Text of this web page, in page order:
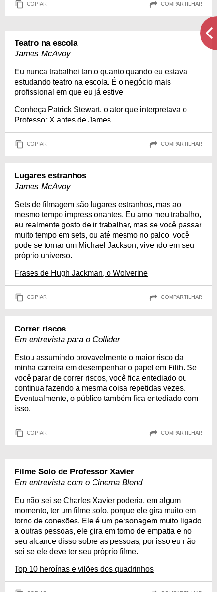
COPIAR COMPARTILHAR
Teatro na escola
James McAvoy
Eu nunca trabalhei tanto quanto quando eu estava
estudando teatro na escola. É o negócio mais
profissional em que eu já estive.
Conheça Patrick Stewart, o ator que interpretava o
Professor X antes de James
COPIAR COMPARTILHAR
Lugares estranhos
James McAvoy
Sets de filmagem são lugares estranhos, mas ao
mesmo tempo impressionantes. Eu amo meu trabalho,
eu realmente gosto de ir trabalhar, mas se você passar
muito tempo em sets, ou até mesmo no palco, você
pode se tornar um Michael Jackson, vivendo em seu
próprio universo.
Frases de Hugh Jackman, o Wolverine
COPIAR COMPARTILHAR
Correr riscos
Em entrevista para o Collider
Estou assumindo provavelmente o maior risco da
minha carreira em desempenhar o papel em Filth. Se
você parar de correr riscos, você fica entediado ou
continua fazendo a mesma coisa repetidas vezes.
Eventualmente, o público também fica entediado com
isso.
COPIAR COMPARTILHAR
Filme Solo de Professor Xavier
Em entrevista com o Cinema Blend
Eu não sei se Charles Xavier poderia, em algum
momento, ter um filme solo, porque ele gira muito em
torno de conexões. Ele é um personagem muito ligado
a outras pessoas, ele gira em torno de empatia e no
seu alcance disso sobre as pessoas, por isso eu não
sei se ele deve ter seu próprio filme.
Top 10 heroínas e vilões dos quadrinhos